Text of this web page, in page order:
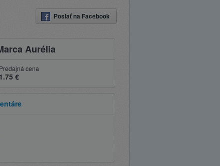
Poslať na Facebook
Aurélia
Predajná cena
1.75 €